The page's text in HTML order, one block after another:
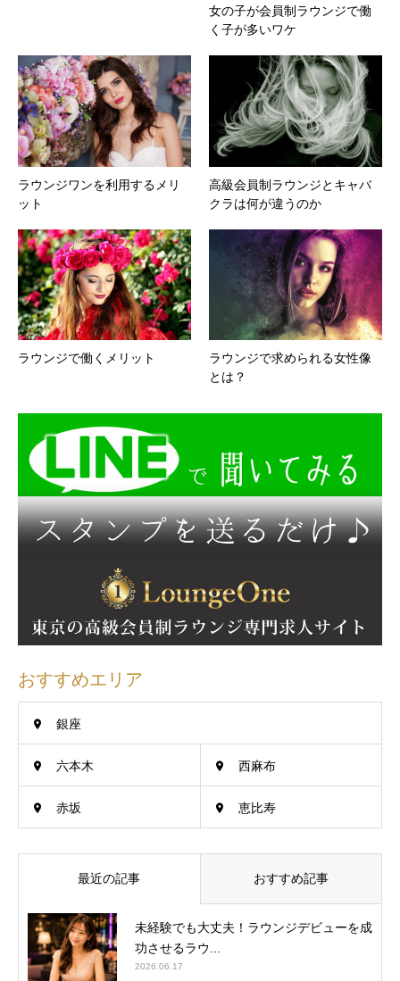
女の子が会員制ラウンジで働
く子が多いワケ
ラウンジワンを利用するメリ
ット
高級会員制ラウンジとキャバ
クラは何が違うのか
ラウンジで働くメリット
ラウンジで求められる女性像
とは？
おすすめエリア
銀座
六本木 西麻布
赤坂 恵比寿
最近の記事 おすすめ記事
未経験でも大丈夫！ラウンジデビューを成
功させるラウ...
2026.06.17